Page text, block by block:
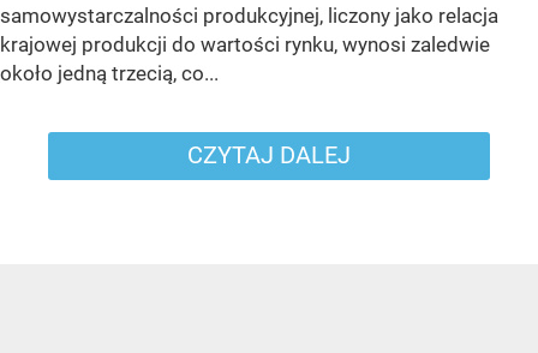
samowystarczalności produkcyjnej, liczony jako relacja
krajowej produkcji do wartości rynku, wynosi zaledwie
około jedną trzecią, co...
CZYTAJ DALEJ